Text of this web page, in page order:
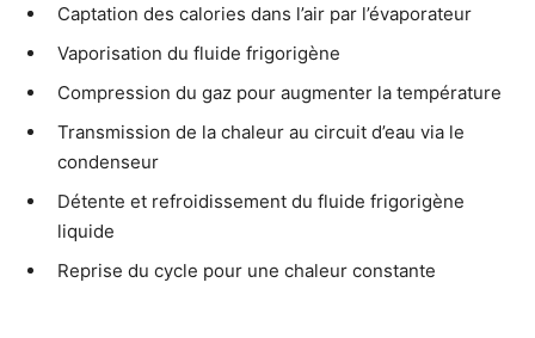
Captation des calories dans l’air par l’évaporateur
Vaporisation du fluide frigorigène
Compression du gaz pour augmenter la température
Transmission de la chaleur au circuit d’eau via le
condenseur
Détente et refroidissement du fluide frigorigène
liquide
Reprise du cycle pour une chaleur constante